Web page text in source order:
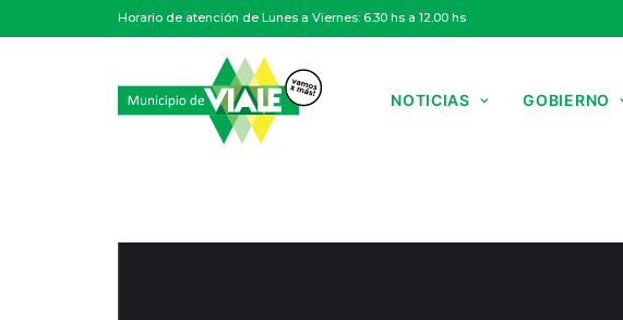
Horario de atención de Lunes a Viernes: 6.30 hs a 12.00 hs
NOTICIAS GOBIERNO